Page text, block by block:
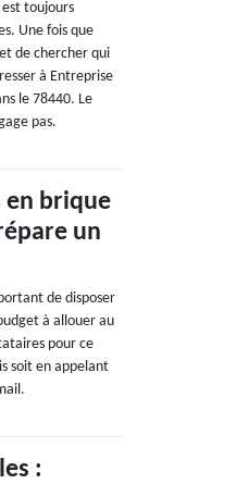
est toujours
Une fois que
de chercher qui
à Entreprise
le 78440. Le
pas.
en brique
un
de disposer
à allouer au
pour ce
soit en appelant
: